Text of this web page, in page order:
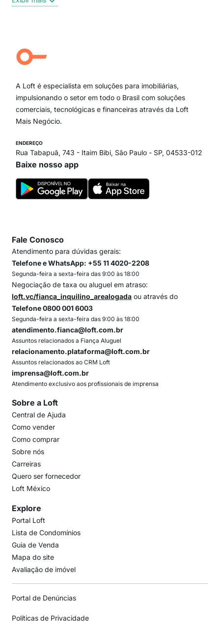
Centro
Campo Belo
Ipiranga
Paraíso
Itaim Bibi
A Loft é especialista em soluções para imobiliárias,
impulsionando o setor em todo o Brasil com soluções
comerciais, tecnológicas e financeiras através da Loft
Mais Negócio.
ENDEREÇO
Rua Tabapuã, 743 - Itaim Bibi, São Paulo - SP, 04533-012
Baixe nosso app
Fale Conosco
Atendimento para dúvidas gerais:
Telefone e WhatsApp: +55 11 4020-2208
Segunda-feira a sexta-feira das 9:00 às 18:00
Negociação de taxa ou aluguel em atraso:
loft.vc/fianca_inquilino_arealogada ou através do
Telefone 0800 001 6003
Segunda-feira a sexta-feira das 9:00 às 18:00
atendimento.fianca@loft.com.br
Assuntos relacionados a Fiança Aluguel
relacionamento.plataforma@loft.com.br
Assuntos relacionados ao CRM Loft
imprensa@loft.com.br
Atendimento exclusivo aos profissionais de imprensa
Sobre a Loft
Central de Ajuda
Como vender
Como comprar
Sobre nós
Carreiras
Quero ser fornecedor
Loft México
Explore
Portal Loft
Lista de Condomínios
Guia de Venda
Mapa do site
Avaliação de imóvel
Portal de Denúncias
Políticas de Privacidade